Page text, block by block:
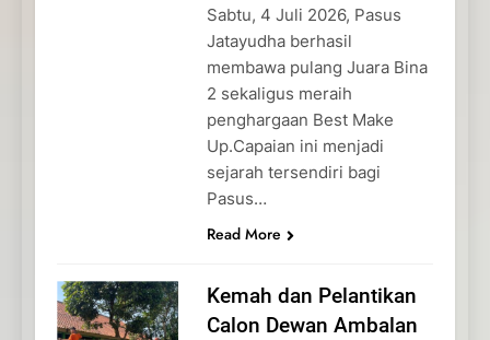
Sabtu, 4 Juli 2026, Pasus
Jatayudha berhasil
membawa pulang Juara Bina
2 sekaligus meraih
penghargaan Best Make
Up.Capaian ini menjadi
sejarah tersendiri bagi
Pasus…
Read More
Kemah dan Pelantikan
Calon Dewan Ambalan